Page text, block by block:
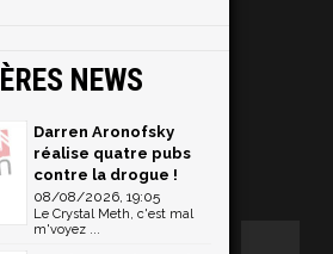
NEWS
Darren Aronofsky
réalise quatre pubs
contre la drogue !
08/08/2026, 19:05
Le Crystal Meth, c'est mal
m'voyez ...